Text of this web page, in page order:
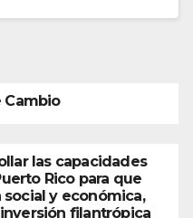
Cambio
las capacidades
Rico para que
y económica,
filantrópica